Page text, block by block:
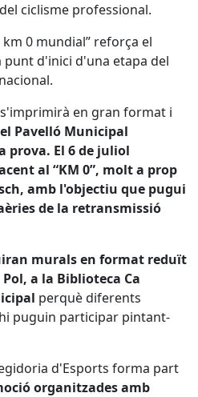
ciclisme professional.
km 0 mundial” reforça el
d'inici d'una etapa del
en gran format i
Pavelló Municipal
prova. El 6 de juliol
al “KM 0”, molt a prop
amb l'objectiu que pugui
de la retransmissió
murals en format reduït
a la Biblioteca Ca
perquè diferents
puguin participar pintant-
d'Esports forma part
organitzades amb